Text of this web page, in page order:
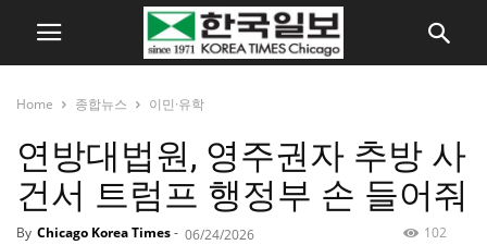
Home 종합뉴스 이민·유학
연방대법원, 영주권자 추방 사
건서 트럼프 행정부 손 들어줘
By Chicago Korea Times- 06/24/2026 102